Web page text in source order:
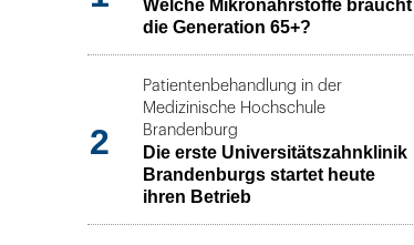
Welche Mikronährstoffe braucht
die Generation 65+?
2
Patientenbehandlung in der
Medizinische Hochschule
Brandenburg
Die erste Universitätszahnklinik
Brandenburgs startet heute
ihren Betrieb